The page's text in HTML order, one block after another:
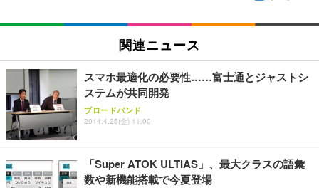
関連ニュース
スマホ最適化の必要性……富士通とジャストシ
ステムが共同開発
ブロードバンド
2014.4.25(金) 11:00
「Super ATOK ULTIAS」、最大クラスの語彙
数や新機能搭載で今夏登場